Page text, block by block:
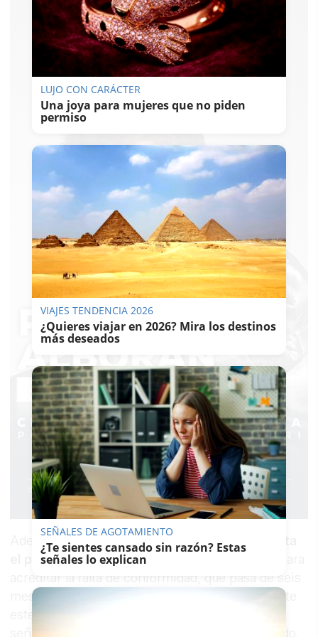
Además, la modificación de la norma incrementa
el plazo de inversiónde la carga de la prueba para
acreditar la falta de conformidad, que pasa de seis
meses a dos años. Esto quiere decir que, durante
este período, el consumidor solo tendrá que
señalar que el bien no es conforme a lo acordado,
LUJO CON CARÁCTER
Una joya para mujeres que no piden
permiso
VIAJES TENDENCIA 2026
¿Quieres viajar en 2026? Mira los destinos
más deseados
SEÑALES DE AGOTAMIENTO
¿Te sientes cansado sin razón? Estas
señales lo explican